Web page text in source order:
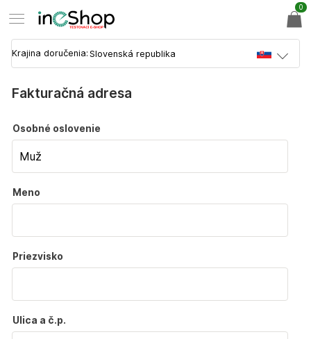
Krajina doručenia:
Fakturačná adresa
Osobné oslovenie
Meno
Priezvisko
Ulica a č.p.
0